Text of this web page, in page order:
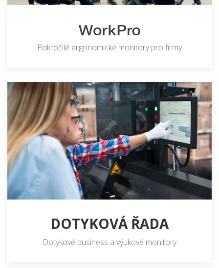
Pokročilé ergonomické monitory pro firmy
DOTYKOVÁ ŘADA
Dotykové business a výukové monitory